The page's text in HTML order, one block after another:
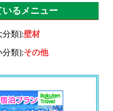
るメニュー
分類]:壁材
分類]:その他